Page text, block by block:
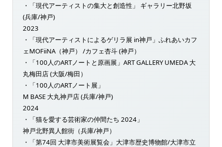
・「現代アーティストの集大と創造性」 ギャラリー北野坂
(兵庫/神戸)
2023
・「現代アーティストによるゲリラ展 in神戸」ふれあいカフ
ェMOFiiNA（神戸） /カフェ杏斗 (神戸）
・「100人のARTノートと原画展」ART GALLERY UMEDA 大
丸梅田店 (大阪/梅田）
・「100人のARTノート展」
M BASE 大丸神戸店 (兵庫/神戸)
2024
・「猫を愛する芸術家の仲間たち 2024」
神戸北野異人館街（兵庫/神戸）
・「第74回 大津市美術展覧会」大津市歴史博物館/大津市立